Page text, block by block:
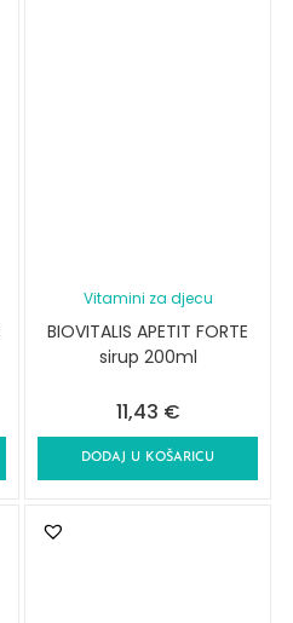
Vitamini za djecu
BIOVITALIS APETIT FORTE
sirup 200ml
11,43 €
DODAJ U KOŠARICU